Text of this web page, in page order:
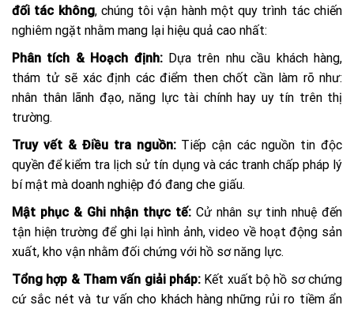
đối tác không, chúng tôi vận hành một quy trình tác chiến
nghiêm ngặt nhằm mang lại hiệu quả cao nhất:
Phân tích & Hoạch định:Dựa trên nhu cầu khách hàng,
thám tử sẽ xác định các điểm then chốt cần làm rõ như:
nhân thân lãnh đạo, năng lực tài chính hay uy tín trên thị
trường.
Truy vết & Điều tra nguồn:Tiếp cận các nguồn tin độc
quyền để kiểm tra lịch sử tín dụng và các tranh chấp pháp lý
bí mật mà doanh nghiệp đó đang che giấu.
Mật phục & Ghi nhận thực tế: Cử nhân sự tinh nhuệ đến
tận hiện trường để ghi lại hình ảnh, video về hoạt động sản
xuất, kho vận nhằm đối chứng với hồ sơ năng lực.
Tổng hợp & Tham vấn giải pháp: Kết xuất bộ hồ sơ chứng
cứ sắc nét và tư vấn cho khách hàng những rủi ro tiềm ẩn